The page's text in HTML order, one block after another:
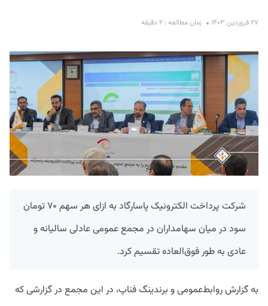
۲۷ فروردین ۱۴۰۳ زمان مطالعه : ۲ دقیقه
شرکت پرداخت الکترونیک پاسارگاد به ازای هر سهم ۷۰ تومان
سود در میان سهامداران در مجمع عمومی عادلی سالیانه و
عادی به طور فوق‌العاده تقسیم کرد.
به گزارش روابط‌عمومی و برندینگ فناپ، در این مجمع در گزارشی که